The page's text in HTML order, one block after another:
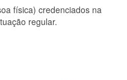
física) credenciados na
regular.